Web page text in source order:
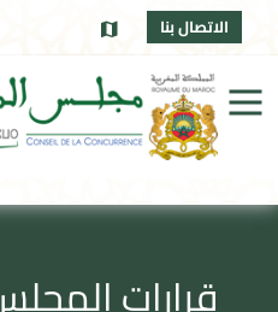
الاتصال بنا
قرارات المجلس